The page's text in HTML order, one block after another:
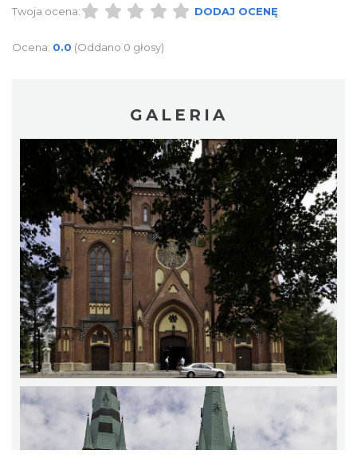
Twoja ocena: DODAJ OCENĘ
Ocena: 0.0 (Oddano 0 głosy)
GALERIA